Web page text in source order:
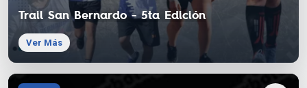
Trail San Bernardo - 5ta Edición
Ver Más